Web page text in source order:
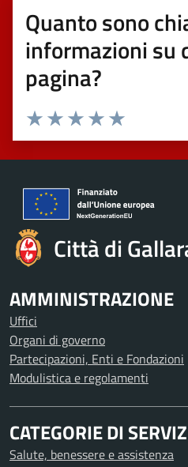
Quanto sono
informazioni su
pagina?
Valuta 5 stelle
Valuta 4 stelle su
Valuta 3 stelle su 5
Valuta 2 stelle su 5
Valuta 1 stelle su 5
Città di
AMMINISTRAZIONE
Uffici
Organi di governo
Partecipazioni, Enti e Fondazioni
Modulistica e regolamenti
CATEGORIE DI
Salute, benessere e assistenza